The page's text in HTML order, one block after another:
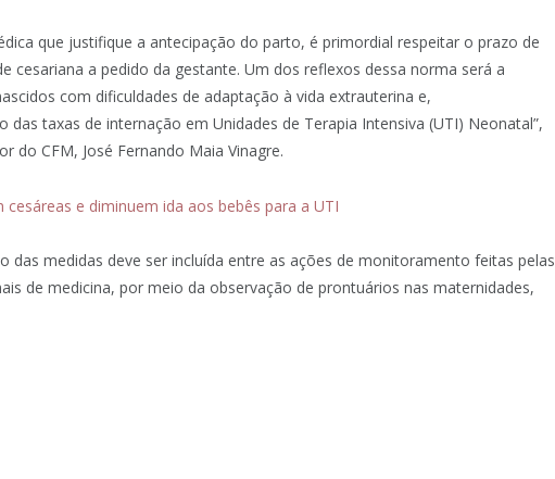
que justifique a antecipação do parto, é primordial respeitar o prazo de
cesariana a pedido da gestante. Um dos reflexos dessa norma será a
com dificuldades de adaptação à vida extrauterina e,
das taxas de internação em Unidades de Terapia Intensiva (UTI) Neonatal”,
do CFM, José Fernando Maia Vinagre.
cesáreas e diminuem ida aos bebês para a UTI
das medidas deve ser incluída entre as ações de monitoramento feitas pelas
de medicina, por meio da observação de prontuários nas maternidades,